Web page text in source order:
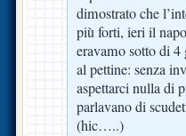
dimostrato che
più forti, ieri il
eravamo sotto di
al pettine: senza
aspettarci nulla di
parlavano di
(hic…..)